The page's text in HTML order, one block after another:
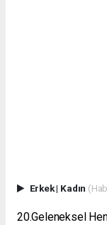
Erkek| Kadın
20.Geleneksel